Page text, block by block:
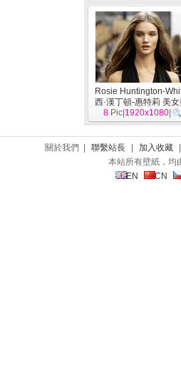
Rosie Huntington-
西·漢丁頓-惠特莉 美
物]
8 Pic| 1920x1080
關於我們 | 聯繫站長 加入收藏
本站所有壁紙，均
EN
CN